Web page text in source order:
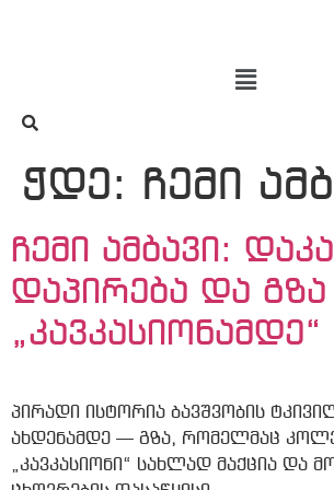
ჭდე: ჩემი
ჩემი ამბავი:
დაპირება და
„კავკასიონამდე“
პირადი ისტორია ბავშვობის
ახდენამდე — გზა, რომელმაც
„კავკასიონი“ სახლად მაქცია და